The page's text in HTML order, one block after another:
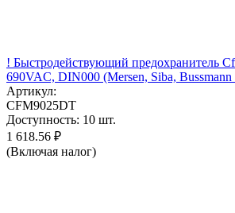
! Быстродействующий предохранитель
690VAC, DIN000 (Mersen, Siba,
Артикул:
CFM9025DT
Доступность: 10 шт.
1 618.56 ₽
(Включая налог)